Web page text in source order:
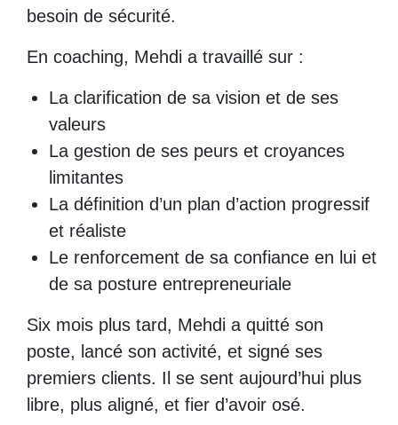
besoin de sécurité.
En coaching, Mehdi a travaillé sur :
La clarification de sa vision et de ses
valeurs
La gestion de ses peurs et croyances
limitantes
La définition d’un plan d’action progressif
et réaliste
Le renforcement de sa confiance en lui et
de sa posture entrepreneuriale
Six mois plus tard, Mehdi a quitté son
poste, lancé son activité, et signé ses
premiers clients. Il se sent aujourd’hui plus
libre, plus aligné, et fier d’avoir osé.